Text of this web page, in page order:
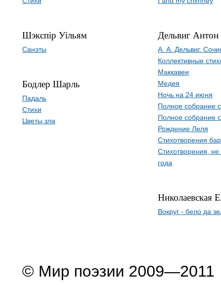
Шэкспір Уільям
Санэты
Бодлер Шарль
Падаль
Стихи
Цветы зла
Дельвиг
А. А. Дельвиг.
Коллективные
Маккавеи
Медея
Ночь на 24 июня
Полное собрание
Полное собрание
Рождение Леля
Стихотворения
Стихотворения,
года
Николаевская
Вокруг - бело да
© Мир поэзии 2009—2011